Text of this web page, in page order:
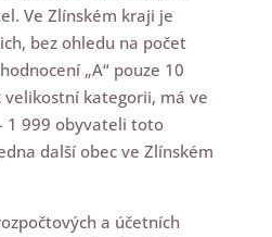
Ve Zlínském kraji je
bez ohledu na počet
„A“ pouze 10
kategorii, má ve
1 999 obyvateli toto
další obec ve Zlínském
a účetních